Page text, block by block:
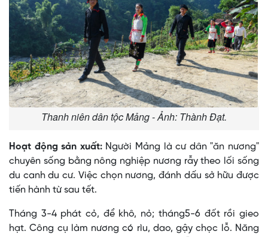
Thanh niên dân tộc Mảng - Ảnh: Thành Đạt.
Hoạt động sản xuất:Người Mảng là cư dân "ăn nương"
chuyên sống bằng nông nghiệp nương rẫy theo lối sống
du canh du cư. Việc chọn nương, đánh dấu sở hữu được
tiến hành từ sau tết.
Tháng 3-4 phát cỏ, để khô, nỏ; tháng5-6 đốt rồi gieo
hạt. Công cụ làm nương có rìu, dao, gậy chọc lỗ. Năng